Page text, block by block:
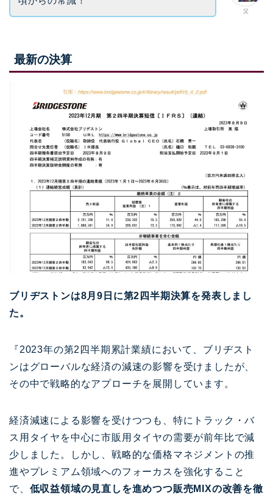
父
最新の決算
ブリヂストンは8月9日に第2四半期決算を発表しまし
た。
『2023年の第2四半期累計業績において、ブリヂスト
ンはグローバルな経済の減速の影響を受けましたが、
その中で戦略的なアプローチを展開しています。
経済減速による影響を受けつつも、特にトラック・バ
ス用タイヤを中心に市販用タイヤの需要が前年比で減
少しました。しかし、戦略的な価格マネジメントの推
進やプレミアム領域へのフォーカスを強化すること
で、 低収益領域の見直しを進めつつ販売MIXの改善を徹